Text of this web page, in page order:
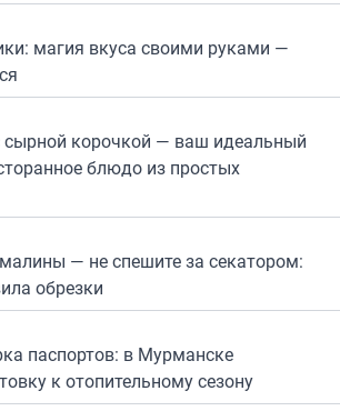
магия вкуса своими руками —
сырной корочкой — ваш идеальный
блюдо из простых
— не спешите за секатором:
обрезки
паспортов: в Мурманске
к отопительному сезону